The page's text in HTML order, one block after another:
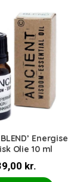
Energise
Olie 10 ml
kr.